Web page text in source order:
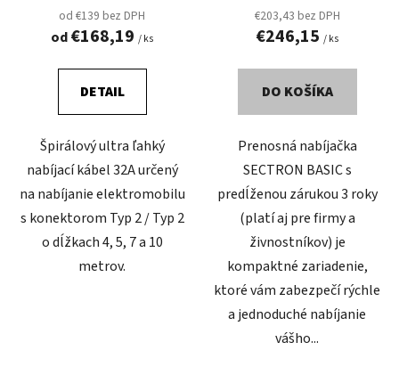
od €139 bez DPH
od€168,19 / ks
DETAIL
Špirálový ultra ľahký
nabíjací kábel 32A určený
na nabíjanie elektromobilu
s konektorom Typ 2 / Typ 2
o dĺžkach 4, 5, 7 a 10
metrov.
€203,43 bez DPH
€246,15 / ks
DO KOŠÍKA
Prenosná nabíjačka
SECTRON BASIC s
predĺženou zárukou 3 roky
(platí aj pre firmy a
živnostníkov) je
kompaktné zariadenie,
ktoré vám zabezpečí rýchle
a jednoduché nabíjanie
vášho...